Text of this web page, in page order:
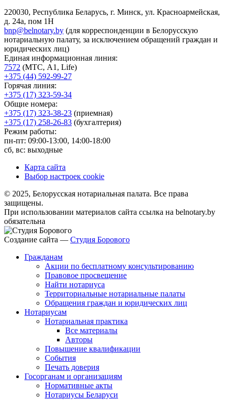
220030, Республика Беларусь, г. Минск, ул. Красноармейская,
д. 24а, пом 1Н
bnp@belnotary.by (для корреспонденции в Белорусскую
нотариальную палату, за исключением обращений граждан и
юридических лиц)
Единая информационная линия:
7572 (МТС, A1, Life)
+375 (44) 592-99-27
Горячая линия:
+375 (17) 323-59-34
Общие номера:
+375 (17) 323-38-23 (приемная)
+375 (17) 258-26-83 (бухгалтерия)
Режим работы:
пн-пт: 09:00-13:00, 14:00-18:00
сб, вс: выходные
Карта сайта
Выбор настроек cookie
© 2025, Белорусская нотариальная палата. Все права
защищены.
При использовании материалов сайта ссылка на belnotary.by
обязательна
Создание сайта — Студия Борового
Гражданам
Акции по бесплатному консультированию
Правовое просвещение
Найти нотариуса
Территориальные нотариальные палаты
Обращения граждан и юридических лиц
Нотариусам
Нотариальная практика
Все материалы
Авторы
Повышение квалификации
События
Печать доверия
Госорганам и организациям
Нормативные акты
Нотариусы Беларуси